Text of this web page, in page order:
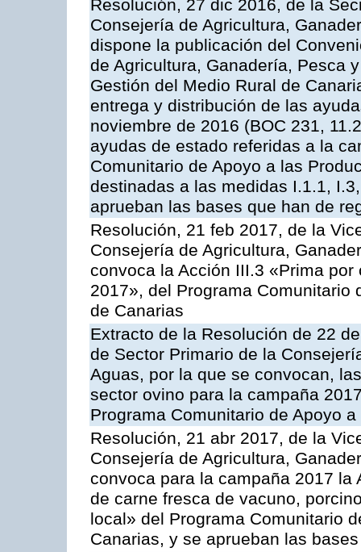
Resolución, 27 dic 2016, de la
Consejería de Agricultura,
dispone la publicación del
de Agricultura, Ganadería, Pesca
Gestión del Medio Rural de
entrega y distribución de las
noviembre de 2016 (BOC 231,
ayudas de estado referidas a la
Comunitario de Apoyo a las
destinadas a las medidas I.1.1,
aprueban las bases que han de
Resolución, 21 feb 2017, de la
Consejería de Agricultura,
convoca la Acción III.3 «Prima
2017», del Programa Comunitario
de Canarias
Extracto de la Resolución de 22
de Sector Primario de la
Aguas, por la que se convocan,
sector ovino para la campaña
Programa Comunitario de Apoyo
Resolución, 21 abr 2017, de la
Consejería de Agricultura,
convoca para la campaña 2017
de carne fresca de vacuno,
local» del Programa Comunitario
Canarias, y se aprueban las